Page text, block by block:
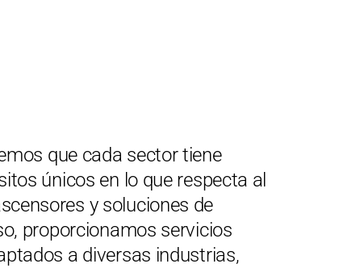
que cada sector tiene
únicos en lo que respecta al
y soluciones de
proporcionamos servicios
a diversas industrias,